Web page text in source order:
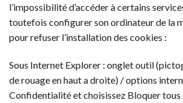
l’impossibilité d’accéder à certains
toutefois configurer son ordinateur de la
pour refuser l’installation des cookies :
Sous Internet Explorer : onglet outil
de rouage en haut a droite) / options
Confidentialité et choisissez Bloquer tous